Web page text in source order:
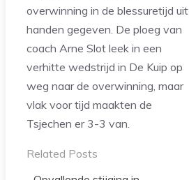
overwinning in de blessuretijd uit
handen gegeven. De ploeg van
coach Arne Slot leek in een
verhitte wedstrijd in De Kuip op
weg naar de overwinning, maar
vlak voor tijd maakten de
Tsjechen er 3-3 van.
Related Posts